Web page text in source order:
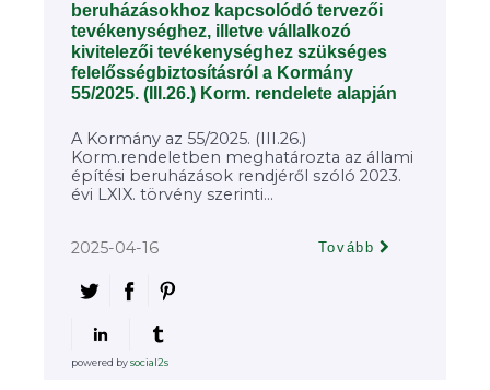
beruházásokhoz kapcsolódó tervezői
tevékenységhez, illetve vállalkozó
kivitelezői tevékenységhez szükséges
felelősségbiztosításról a Kormány
55/2025. (III.26.) Korm. rendelete alapján
A Kormány az 55/2025. (III.26.)
Korm.rendeletben meghatározta az állami
építési beruházások rendjéről szóló 2023.
évi LXIX. törvény szerinti...
2025-04-16 Tovább
powered bysocial2s